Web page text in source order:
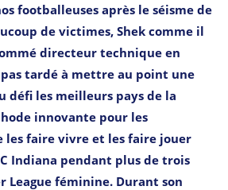
footballeuses après le séisme de
de victimes, Shek comme il
directeur technique en
pas tardé à mettre au point une
défi les meilleurs pays de la
innovante pour les
les faire vivre et les faire jouer
Indiana pendant plus de trois
League féminine. Durant son